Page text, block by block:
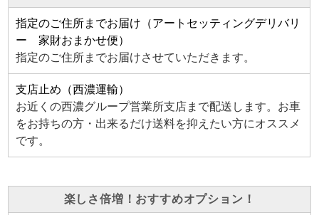
指定のご住所までお届け（アートセッティングデリバリ
ー 家財おまかせ便）
指定のご住所までお届けさせていただきます。
支店止め（西濃運輸）
お近くの西濃グループ営業所支店まで配送します。お車
をお持ちの方・出来るだけ送料を抑えたい方にオススメ
です。
楽しさ倍増！おすすめオプション！